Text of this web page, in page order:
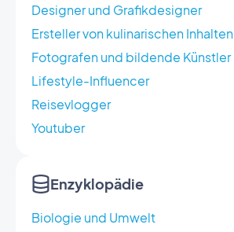
Designer und Grafikdesigner
Ersteller von kulinarischen Inhalten
Fotografen und bildende Künstler
Lifestyle-Influencer
Reisevlogger
Youtuber
Enzyklopädie
Biologie und Umwelt